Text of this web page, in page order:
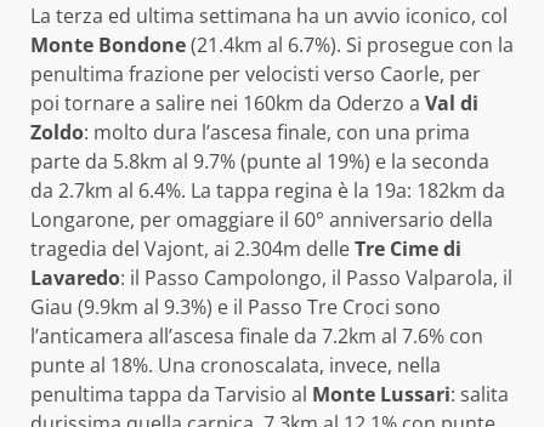
La terza ed ultima settimana ha un avvio iconico, col
Monte Bondone(21.4km al 6.7%). Si prosegue con la
penultima frazione per velocisti verso Caorle, per
poi tornare a salire nei 160km da Oderzo a Val di
Zoldo: molto dura l’ascesa finale, con una prima
parte da 5.8km al 9.7% (punte al 19%) e la seconda
da 2.7km al 6.4%. La tappa regina è la 19a: 182km da
Longarone, per omaggiare il 60° anniversario della
tragedia del Vajont, ai 2.304m delleTre Cime di
Lavaredo: il Passo Campolongo, il Passo Valparola, il
Giau (9.9km al 9.3%) e il Passo Tre Croci sono
l’anticamera all’ascesa finale da 7.2km al 7.6% con
punte al 18%. Una cronoscalata, invece, nella
penultima tappa da Tarvisio al Monte Lussari: salita